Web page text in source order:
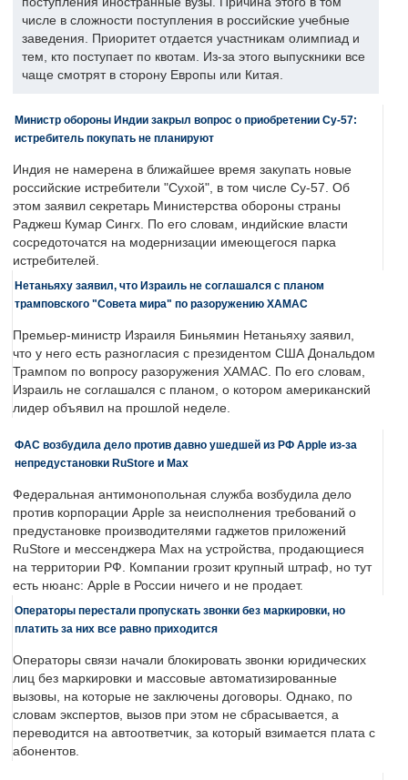
числе в сложности поступления в российские учебные
заведения. Приоритет отдается участникам олимпиад и
тем, кто поступает по квотам. Из-за этого выпускники все
чаще смотрят в сторону Европы или Китая.
Министр обороны Индии закрыл вопрос о приобретении Су-57:
истребитель покупать не планируют
Индия не намерена в ближайшее время закупать новые
российские истребители "Сухой", в том числе Су-57. Об
этом заявил секретарь Министерства обороны страны
Раджеш Кумар Сингх. По его словам, индийские власти
сосредоточатся на модернизации имеющегося парка
истребителей.
Нетаньяху заявил, что Израиль не соглашался с планом
трамповского "Совета мира" по разоружению ХАМАС
Премьер-министр Израиля Биньямин Нетаньяху заявил,
что у него есть разногласия с президентом США Дональдом
Трампом по вопросу разоружения ХАМАС. По его словам,
Израиль не соглашался с планом, о котором американский
лидер объявил на прошлой неделе.
ФАС возбудила дело против давно ушедшей из РФ Apple из-за
непредустановки RuStore и Max
Федеральная антимонопольная служба возбудила дело
против корпорации Apple за неисполнения требований о
предустановке производителями гаджетов приложений
RuStore и мессенджера Max на устройства, продающиеся
на территории РФ. Компании грозит крупный штраф, но тут
есть нюанс: Apple в России ничего и не продает.
Операторы перестали пропускать звонки без маркировки, но
платить за них все равно приходится
Операторы связи начали блокировать звонки юридических
лиц без маркировки и массовые автоматизированные
вызовы, на которые не заключены договоры. Однако, по
словам экспертов, вызов при этом не сбрасывается, а
переводится на автоответчик, за который взимается плата с
абонентов.